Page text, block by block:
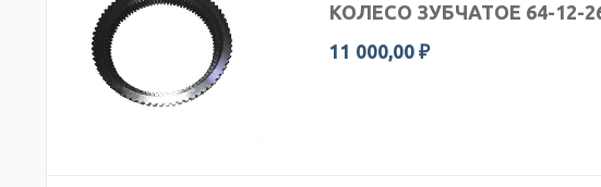
КОЛЕСО ЗУБЧАТОЕ 64-12-
11 000,00 ₽